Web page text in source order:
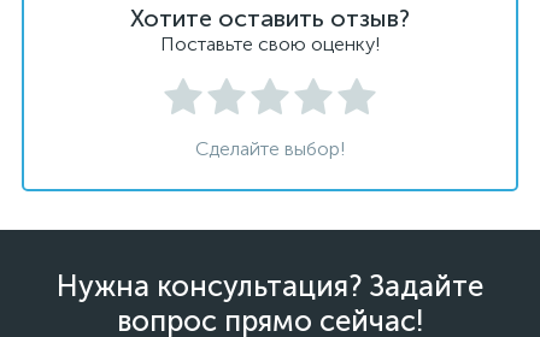
Хотите оставить отзыв?
Поставьте свою оценку!
Сделайте выбор!
Нужна консультация? Задайте
вопрос прямо сейчас!